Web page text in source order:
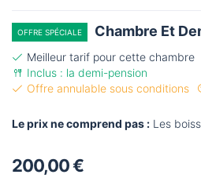
OFFRE SPÉCIALE Chambre Et
Meilleur tarif pour cette chambre
Inclus : la demi-pension
Offre annulable sous conditions
Le prix ne comprend pas : Les
200,00 €